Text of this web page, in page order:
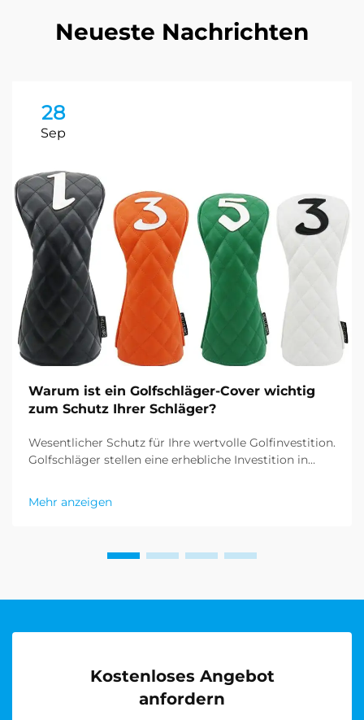
Neueste Nachrichten
28
Sep
Warum ist ein Golfschläger-Cover wichtig
zum Schutz Ihrer Schläger?
Wesentlicher Schutz für Ihre wertvolle Golfinvestition.
Golfschläger stellen eine erhebliche Investition in
sich viele Golfer darauf konzentrieren, die perfekten
Schläger auszuwählen, übersehen sie manchmal die
Mehr anzeigen
Kostenloses Angebot
anfordern